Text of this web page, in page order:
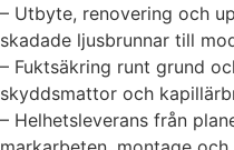
– Utbyte, renovering och
skadade ljusbrunnar till
– Fuktsäkring runt grund
skyddsmattor och
– Helhetsleverans från